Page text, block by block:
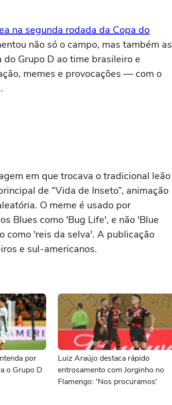
na segunda rodada da Copa do
não só o campo, mas também as
Grupo D ao time brasileiro e
memes e provocações — com o
em que trocava o tradicional leão
de “Vida de Inseto”, animação
O meme é usado por
Blues como 'Bug Life', e não 'Blue
como 'reis da selva'. A publicação
e sul-americanos.
por
o Grupo D
Luiz Araújo destaca rápido
entrosamento com Jorginho no
Flamengo: 'Nos procuramos'